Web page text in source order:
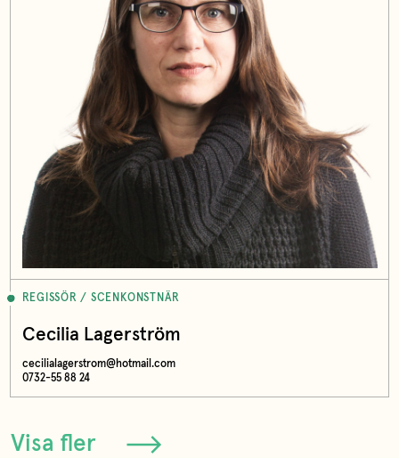
REGISSÖR / SCENKONSTNÄR
Cecilia Lagerström
cecilialagerstrom@hotmail.com
0732-55 88 24
Visa fler